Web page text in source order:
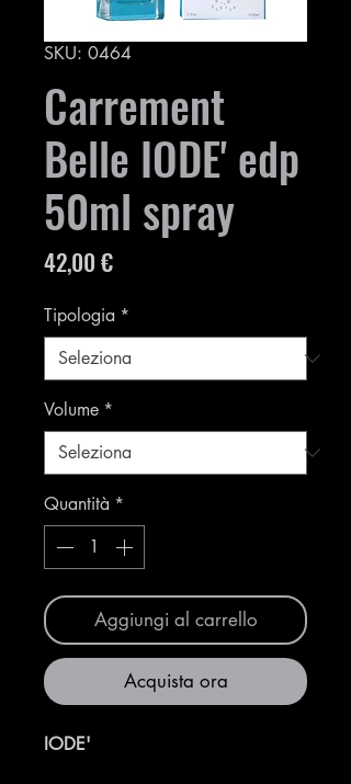
SKU: 0464
Carrement
Belle IODE' edp
50ml spray
42,00 €Prezzo
Tipologia *
Volume *
Quantità *
Aggiungi al carrello
Acquista ora
IODE'